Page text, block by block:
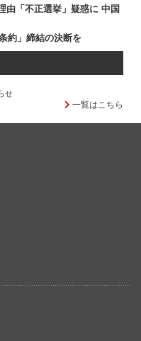
由「不正選挙」疑惑に 中国
約」締結の決断を
せ
一覧はこちら